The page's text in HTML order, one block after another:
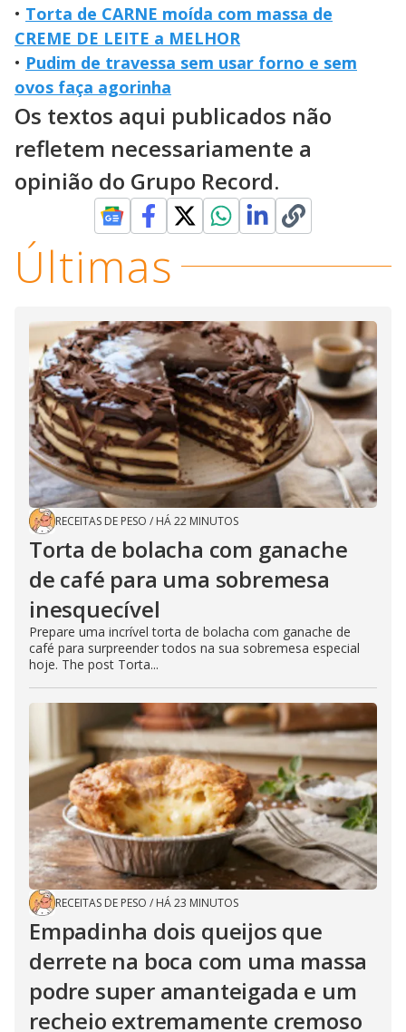
• Torta de CARNE moída com massa de
CREME DE LEITE a MELHOR
• Pudim de travessa sem usar forno e sem
ovos faça agorinha
Os textos aqui publicados não
refletem necessariamente a
opinião do Grupo Record.
Últimas
RECEITAS DE PESO / HÁ 22 MINUTOS
Torta de bolacha com ganache
de café para uma sobremesa
inesquecível
Prepare uma incrível torta de bolacha com ganache de
café para surpreender todos na sua sobremesa especial
hoje. The post Torta...
RECEITAS DE PESO / HÁ 23 MINUTOS
Empadinha dois queijos que
derrete na boca com uma massa
podre super amanteigada e um
recheio extremamente cremoso